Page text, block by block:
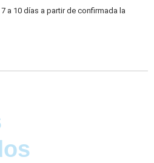
a 10 días a partir de confirmada la